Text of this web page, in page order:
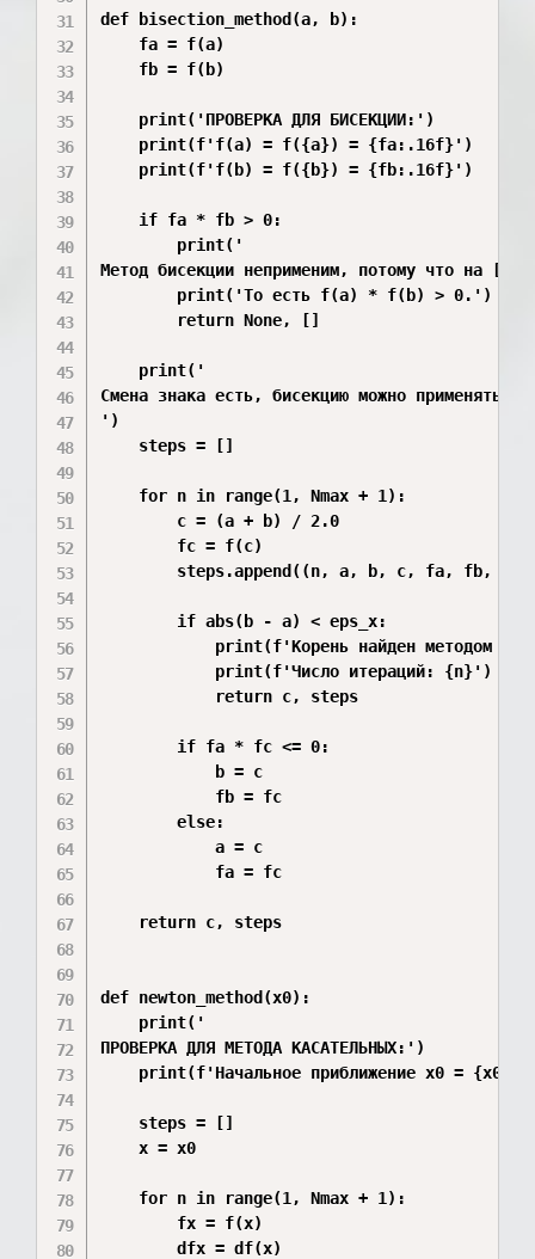
def bisection_method(a, b):
    fa = f(a)
    fb = f(b)
    print('ПРОВЕРКА ДЛЯ БИСЕКЦИИ:')
    print(f'f(a) = f({a}) = {fa:.16f}')
    print(f'f(b) = f({b}) = {fb:.16f}')
    if fa * fb > 0:
        print('
Метод бисекции неприменим, потому что на
        print('То есть f(a) * f(b) > 0.')
        return None, []
    print('
Смена знака есть, бисекцию можно применять.
')
    steps = []
    for n in range(1, Nmax + 1):
        c = (a + b) / 2.0
        fc = f(c)
steps.append((n, a, b, c, fa, fb,
        if abs(b - a) < eps_x:
print(f'Корень найден методом
            print(f'Число итераций: {n}')
            return c, steps
        if fa * fc <= 0:
            b = c
            fb = fc
        else:
            a = c
            fa = fc
    return c, steps
def newton_method(x0):
    print('
ПРОВЕРКА ДЛЯ МЕТОДА КАСАТЕЛЬНЫХ:')
    print(f'Начальное приближение x0 = {x0}')
    steps = []
    x = x0
    for n in range(1, Nmax + 1):
        fx = f(x)
        dfx = df(x)